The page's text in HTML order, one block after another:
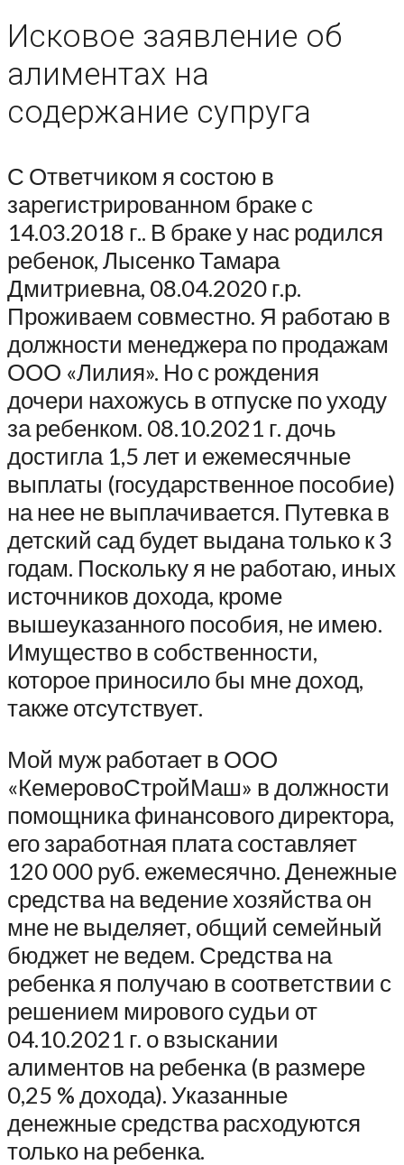
Исковое заявление об
алиментах на
содержание супруга
С Ответчиком я состою в
зарегистрированном браке с
14.03.2018 г.. В браке у нас родился
ребенок, Лысенко Тамара
Дмитриевна, 08.04.2020 г.р.
Проживаем совместно. Я работаю в
должности менеджера по продажам
ООО «Лилия». Но с рождения
дочери нахожусь в отпуске по уходу
за ребенком. 08.10.2021 г. дочь
достигла 1,5 лет и ежемесячные
выплаты (государственное пособие)
на нее не выплачивается. Путевка в
детский сад будет выдана только к 3
годам. Поскольку я не работаю, иных
источников дохода, кроме
вышеуказанного пособия, не имею.
Имущество в собственности,
которое приносило бы мне доход,
также отсутствует.
Мой муж работает в ООО
«КемеровоСтройМаш» в должности
помощника финансового директора,
его заработная плата составляет
120 000 руб. ежемесячно. Денежные
средства на ведение хозяйства он
мне не выделяет, общий семейный
бюджет не ведем. Средства на
ребенка я получаю в соответствии с
решением мирового судьи от
04.10.2021 г. о взыскании
алиментов на ребенка (в размере
0,25 % дохода). Указанные
денежные средства расходуются
только на ребенка.